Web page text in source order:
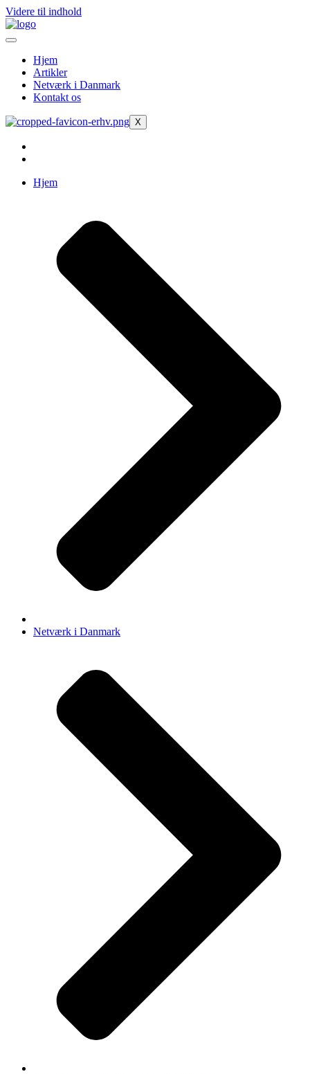
Videre til indhold
Hjem
Artikler
Netværk i Danmark
Kontakt os
X
Hjem
Netværk i Danmark